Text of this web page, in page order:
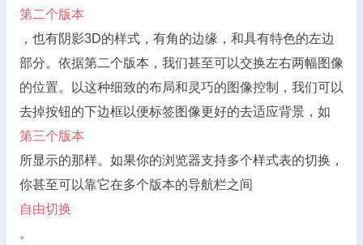
第二个版本
，也有阴影3D的样式，有角的边缘，和具有特色的左边
部分。依据第二个版本，我们甚至可以交换左右两幅图像
的位置。以这种细致的布局和灵巧的图像控制，我们可以
去掉按钮的下边框以便标签图像更好的去适应背景，如
第三个版本
所显示的那样。如果你的浏览器支持多个样式表的切换，
你甚至可以靠它在多个版本的导航栏之间
自由切换
。